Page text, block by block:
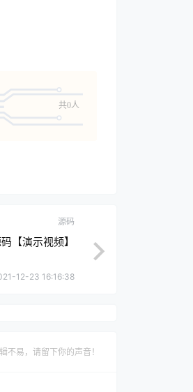
共0人
源码
【演示视频】
12-23 16:16:38
不易，请留下你的声音！